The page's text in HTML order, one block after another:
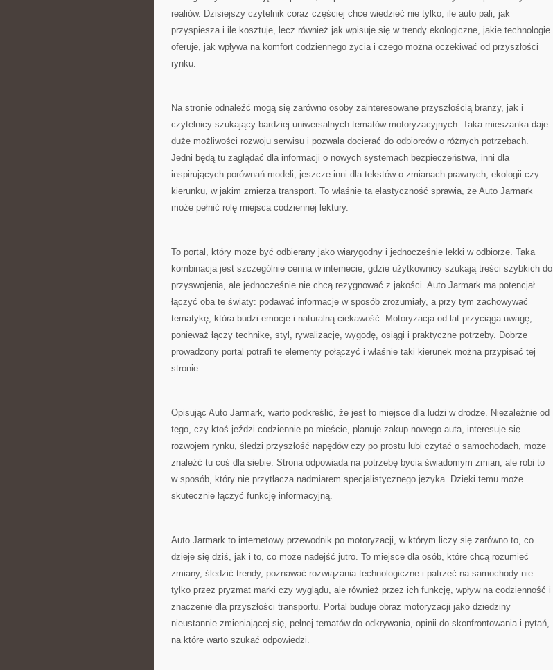
realiów. Dzisiejszy czytelnik coraz częściej chce wiedzieć nie tylko, ile auto pali, jak
przyspiesza i ile kosztuje, lecz również jak wpisuje się w trendy ekologiczne, jakie technologie
oferuje, jak wpływa na komfort codziennego życia i czego można oczekiwać od przyszłości
rynku.
Na stronie odnaleźć mogą się zarówno osoby zainteresowane przyszłością branży, jak i
czytelnicy szukający bardziej uniwersalnych tematów motoryzacyjnych. Taka mieszanka daje
duże możliwości rozwoju serwisu i pozwala docierać do odbiorców o różnych potrzebach.
Jedni będą tu zaglądać dla informacji o nowych systemach bezpieczeństwa, inni dla
inspirujących porównań modeli, jeszcze inni dla tekstów o zmianach prawnych, ekologii czy
kierunku, w jakim zmierza transport. To właśnie ta elastyczność sprawia, że Auto Jarmark
może pełnić rolę miejsca codziennej lektury.
To portal, który może być odbierany jako wiarygodny i jednocześnie lekki w odbiorze. Taka
kombinacja jest szczególnie cenna w internecie, gdzie użytkownicy szukają treści szybkich do
przyswojenia, ale jednocześnie nie chcą rezygnować z jakości. Auto Jarmark ma potencjał
łączyć oba te światy: podawać informacje w sposób zrozumiały, a przy tym zachowywać
tematykę, która budzi emocje i naturalną ciekawość. Motoryzacja od lat przyciąga uwagę,
ponieważ łączy technikę, styl, rywalizację, wygodę, osiągi i praktyczne potrzeby. Dobrze
prowadzony portal potrafi te elementy połączyć i właśnie taki kierunek można przypisać tej
stronie.
Opisując Auto Jarmark, warto podkreślić, że jest to miejsce dla ludzi w drodze. Niezależnie od
tego, czy ktoś jeździ codziennie po mieście, planuje zakup nowego auta, interesuje się
rozwojem rynku, śledzi przyszłość napędów czy po prostu lubi czytać o samochodach, może
znaleźć tu coś dla siebie. Strona odpowiada na potrzebę bycia świadomym zmian, ale robi to
w sposób, który nie przytłacza nadmiarem specjalistycznego języka. Dzięki temu może
skutecznie łączyć funkcję informacyjną.
Auto Jarmark to internetowy przewodnik po motoryzacji, w którym liczy się zarówno to, co
dzieje się dziś, jak i to, co może nadejść jutro. To miejsce dla osób, które chcą rozumieć
zmiany, śledzić trendy, poznawać rozwiązania technologiczne i patrzeć na samochody nie
tylko przez pryzmat marki czy wyglądu, ale również przez ich funkcję, wpływ na codzienność i
znaczenie dla przyszłości transportu. Portal buduje obraz motoryzacji jako dziedziny
nieustannie zmieniającej się, pełnej tematów do odkrywania, opinii do skonfrontowania i pytań,
na które warto szukać odpowiedzi.